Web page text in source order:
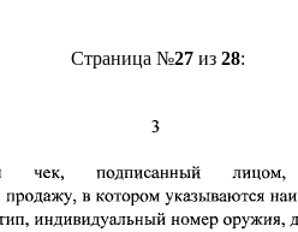
Страница №27из 28: